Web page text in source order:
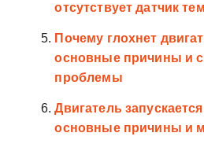
отсутствует датчик
Почему глохнет
основные причины и
проблемы
Двигатель
основные причины и